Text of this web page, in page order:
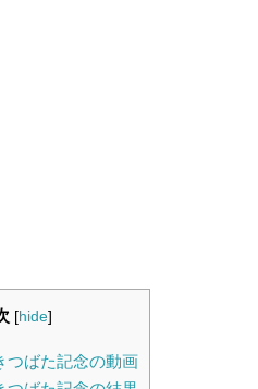
[hide]
つばた記念の動画